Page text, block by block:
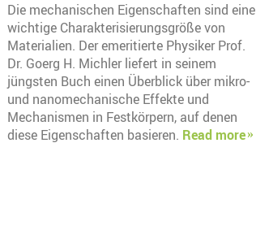
Die mechanischen Eigenschaften sind eine
wichtige Charakterisierungsgröße von
Materialien. Der emeritierte Physiker Prof.
Dr. Goerg H. Michler liefert in seinem
jüngsten Buch einen Überblick über mikro-
und nanomechanische Effekte und
Mechanismen in Festkörpern, auf denen
diese Eigenschaften basieren. Read more